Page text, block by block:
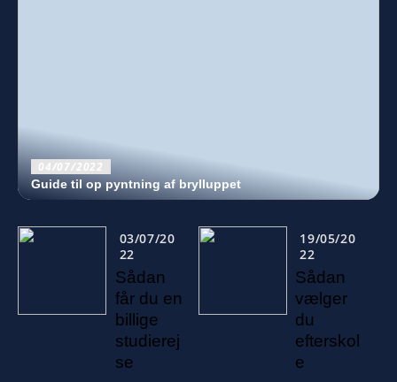
04/07/2022
Guide til op pyntning af brylluppet
03/07/20
22
Sådan
får du en
billige
studierej
se
19/05/20
22
Sådan
vælger
du
efterskol
e